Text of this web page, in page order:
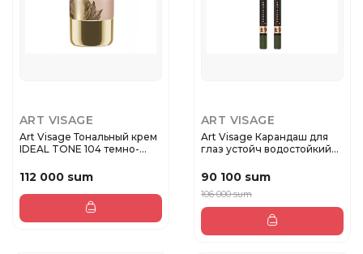
ART VISAGE
Art Visage Тональный крем
IDEAL TONE 104 темно-
112 000 sum
ART VISAGE
Art Visage Карандаш для
глаз устойч водостойкий
90 100 sum
106 000 sum